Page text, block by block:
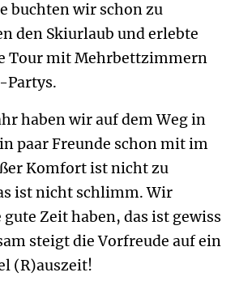
buchten wir schon zu
den Skiurlaub und erlebte
Tour mit Mehrbettzimmern
Partys.
haben wir auf dem Weg in
paar Freunde schon mit im
Komfort ist nicht zu
ist nicht schlimm. Wir
Zeit haben, das ist gewiss
steigt die Vorfreude auf ein
(R)auszeit!